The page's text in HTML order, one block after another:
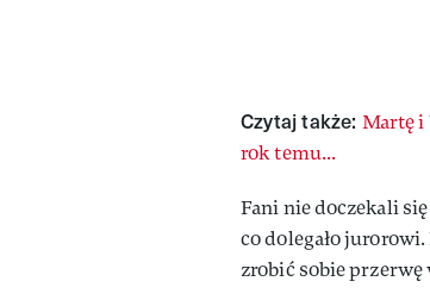
Czytaj także: Martę i
rok temu...
Fani nie doczekali
co dolegało
zrobić sobie